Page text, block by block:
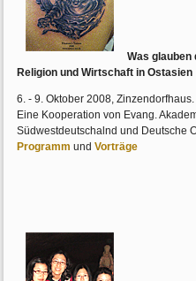
Was
Religion und Wirtschaft in Ostasien
6. - 9. Oktober 2008,
Eine Kooperation von Evang.
Südwestdeutschalnd und Deutsche
Programm undVorträge